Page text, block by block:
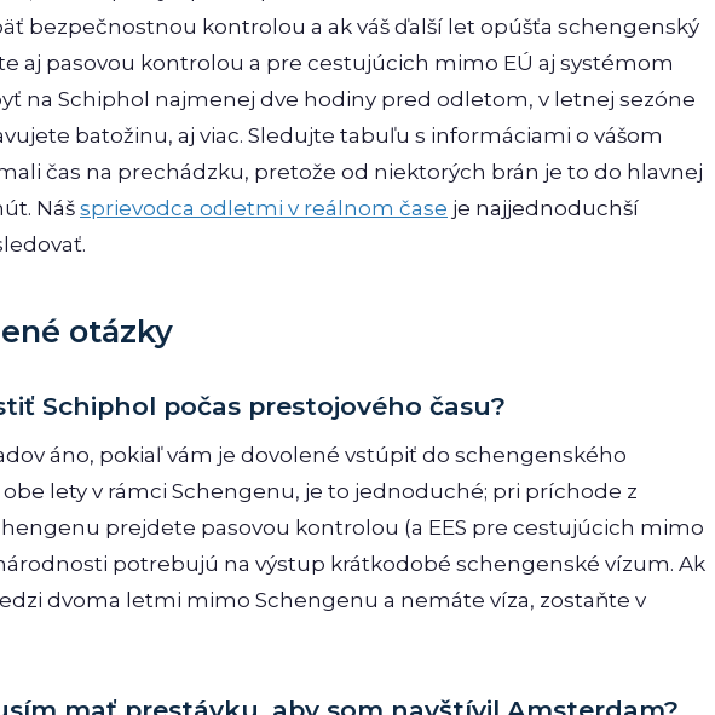
bezpečnostnou kontrolou a ak váš ďalší let opúšťa schengenský
aj pasovou kontrolou a pre cestujúcich mimo EÚ aj systémom
na Schiphol najmenej dve hodiny pred odletom, v letnej sezóne
batožinu, aj viac. Sledujte tabuľu s informáciami o vášom
čas na prechádzku, pretože od niektorých brán je to do hlavnej
Náš sprievodca odletmi v reálnom čase je najjednoduchší
otázky
Schiphol počas prestojového času?
áno, pokiaľ vám je dovolené vstúpiť do schengenského
lety v rámci Schengenu, je to jednoduché; pri príchode z
prejdete pasovou kontrolou (a EES pre cestujúcich mimo
potrebujú na výstup krátkodobé schengenské vízum. Ak
dvoma letmi mimo Schengenu a nemáte víza, zostaňte v